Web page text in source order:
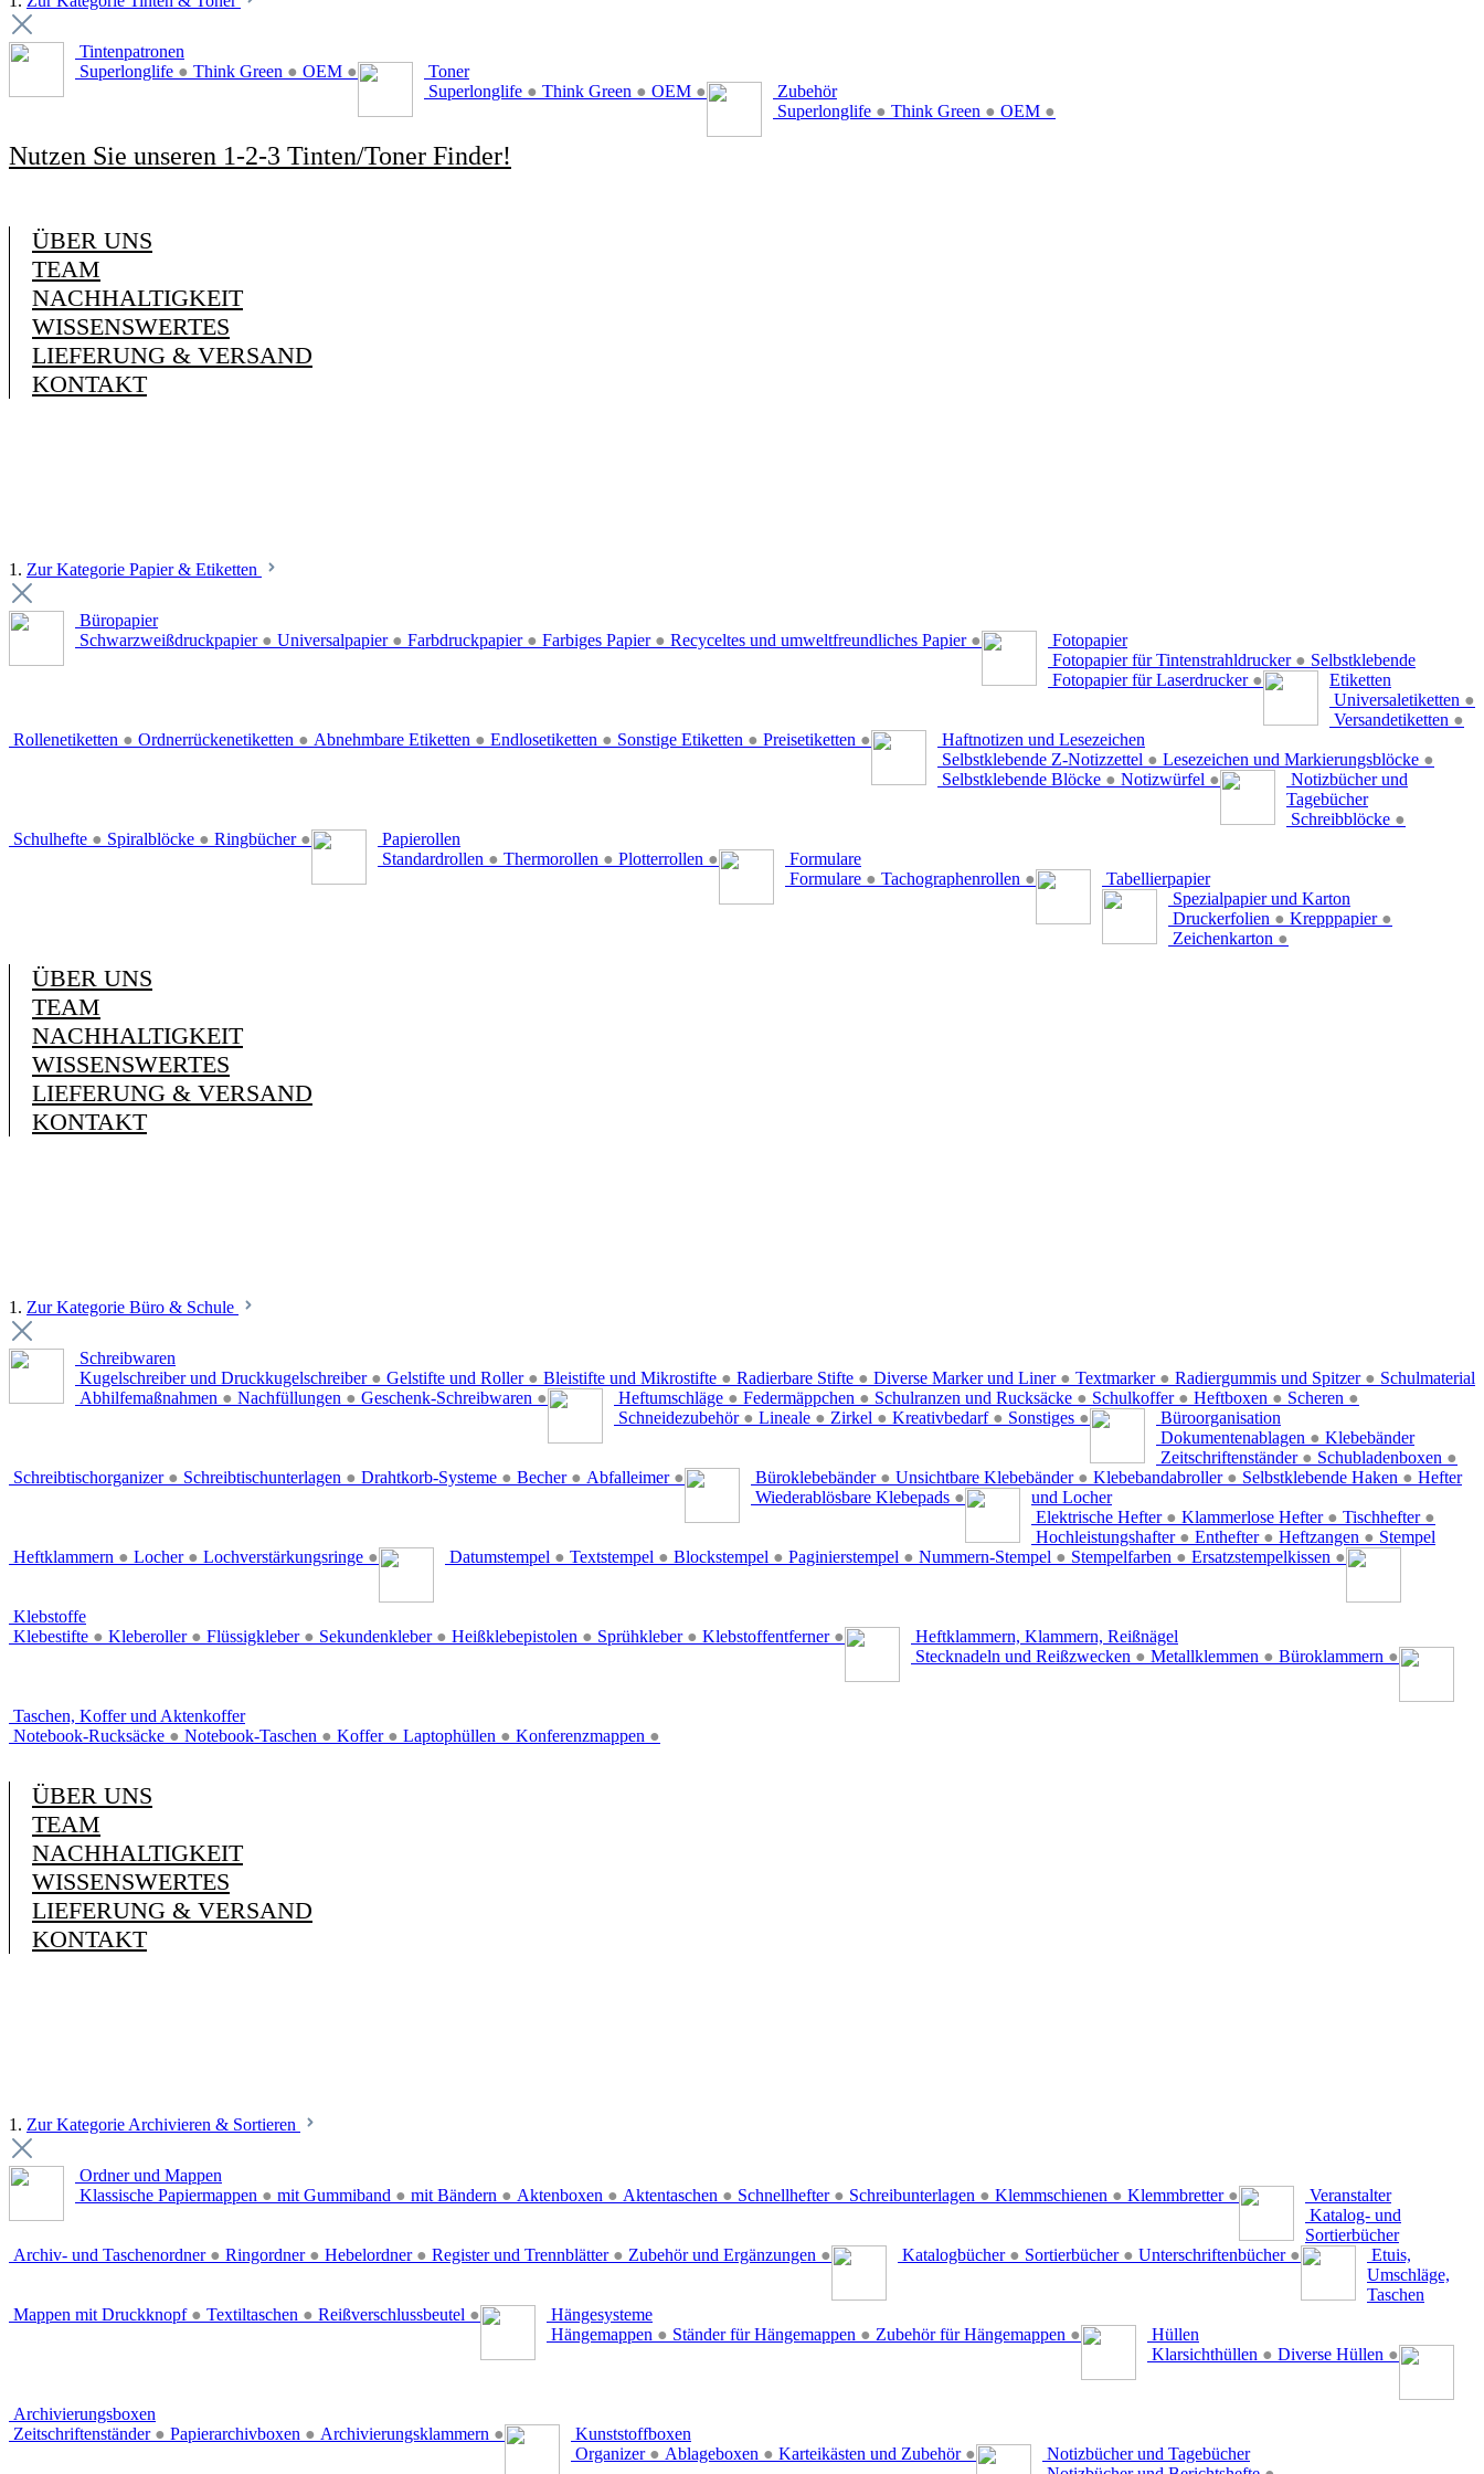
Tintenpatronen
Superlonglife ● Think Green ● OEM ●
Toner
Superlonglife ● Think Green ● OEM ●
Zubehör
Superlonglife ● Think Green ● OEM ●
Nutzen Sie unseren 1-2-3 Tinten/Toner Finder!
ÜBER UNS
TEAM
NACHHALTIGKEIT
WISSENSWERTES
LIEFERUNG & VERSAND
KONTAKT
1. Zur Kategorie Papier & Etiketten
Büropapier
Schwarzweißdruckpapier ● Universalpapier ● Farbdruckpapier ● Farbiges Papier ● Recyceltes und umweltfreundliches Papier ●
Fotopapier
Fotopapier für Tintenstrahldrucker ●
Fotopapier für Laserdrucker ●
Selbstklebende
Etiketten
Universaletiketten ●
Versandetiketten ●
Rollenetiketten ● Ordnerrückenetiketten ● Abnehmbare Etiketten ● Endlosetiketten ● Sonstige Etiketten ● Preisetiketten ●
Haftnotizen und Lesezeichen
Selbstklebende Z-Notizzettel ● Lesezeichen und Markierungsblöcke ●
Selbstklebende Blöcke ● Notizwürfel ●
Notizbücher und
Tagebücher
Schreibblöcke ●
Schulhefte ● Spiralblöcke ● Ringbücher ●
Papierollen
Standardrollen ● Thermorollen ● Plotterrollen ●
Formulare
Formulare ● Tachographenrollen ●
Tabellierpapier
Spezialpapier und Karton
Druckerfolien ● Krepppapier ●
Zeichenkarton ●
ÜBER UNS
TEAM
NACHHALTIGKEIT
WISSENSWERTES
LIEFERUNG & VERSAND
KONTAKT
1. Zur Kategorie Büro & Schule
Schreibwaren
Kugelschreiber und Druckkugelschreiber ● Gelstifte und Roller ● Bleistifte und Mikrostifte ● Radierbare Stifte ● Diverse Marker und Liner ● Textmarker ● Radiergummis und Spitzer ●
Abhilfemaßnahmen ● Nachfüllungen ● Geschenk-Schreibwaren ●
Schulmaterial
Heftumschläge ● Federmäppchen ● Schulranzen und Rucksäcke ● Schulkoffer ● Heftboxen ● Scheren ●
Schneidezubehör ● Lineale ● Zirkel ● Kreativbedarf ● Sonstiges ●
Büroorganisation
Dokumentenablagen ●
Zeitschriftenständer ● Schubladenboxen ●
Schreibtischorganizer ● Schreibtischunterlagen ● Drahtkorb-Systeme ● Becher ● Abfalleimer ●
Klebebänder
Büroklebebänder ● Unsichtbare Klebebänder ● Klebebandabroller ● Selbstklebende Haken ●
Wiederablösbare Klebepads ●
Hefter
und Locher
Elektrische Hefter ● Klammerlose Hefter ● Tischhefter ●
Hochleistungshafter ● Enthefter ● Heftzangen ●
Heftklammern ● Locher ● Lochverstärkungsringe ●
Stempel
Datumstempel ● Textstempel ● Blockstempel ● Paginierstempel ● Nummern-Stempel ● Stempelfarben ● Ersatzstempelkissen ●
Klebstoffe
Klebestifte ● Kleberoller ● Flüssigkleber ● Sekundenkleber ● Heißklebepistolen ● Sprühkleber ● Klebstoffentferner ●
Heftklammern, Klammern, Reißnägel
Stecknadeln und Reißzwecken ● Metallklemmen ● Büroklammern ●
Taschen, Koffer und Aktenkoffer
Notebook-Rucksäcke ● Notebook-Taschen ● Koffer ● Laptophüllen ● Konferenzmappen ●
ÜBER UNS
TEAM
NACHHALTIGKEIT
WISSENSWERTES
LIEFERUNG & VERSAND
KONTAKT
1. Zur Kategorie Archivieren & Sortieren
Ordner und Mappen
Klassische Papiermappen ● mit Gummiband ● mit Bändern ● Aktenboxen ● Aktentaschen ● Schnellhefter ● Schreibunterlagen ● Klemmschienen ● Klemmbretter ● Veranstalter
Archiv- und Taschenordner ● Ringordner ● Hebelordner ● Register und Trennblätter ● Zubehör und Ergänzungen ●
Katalog- und
Sortierbücher
Katalogbücher ● Sortierbücher ● Unterschriftenbücher ●
Etuis,
Umschläge,
Taschen
Mappen mit Druckknopf ● Textiltaschen ● Reißverschlussbeutel ●
Hängesysteme
Hängemappen ● Ständer für Hängemappen ● Zubehör für Hängemappen ●
Hüllen
Klarsichthüllen ● Diverse Hüllen ●
Archivierungsboxen
Zeitschriftenständer ● Papierarchivboxen ● Archivierungsklammern ●
Kunststoffboxen
Organizer ● Ablageboxen ● Karteikästen und Zubehör ●
Notizbücher und Tagebücher